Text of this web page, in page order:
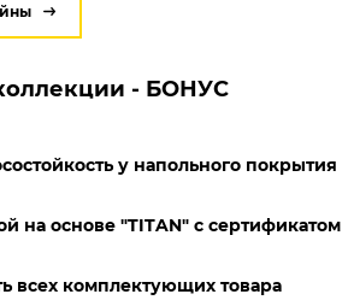
- БОНУС
у напольного покрытия
на основе "TITAN" с сертификатом
всех комплектующих товара